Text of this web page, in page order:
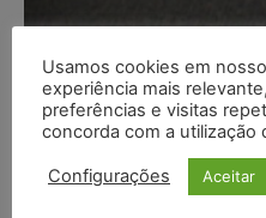
Usamos cookies em
experiência mais
preferências e visitas
concorda com a utilização
Configurações Aceitar